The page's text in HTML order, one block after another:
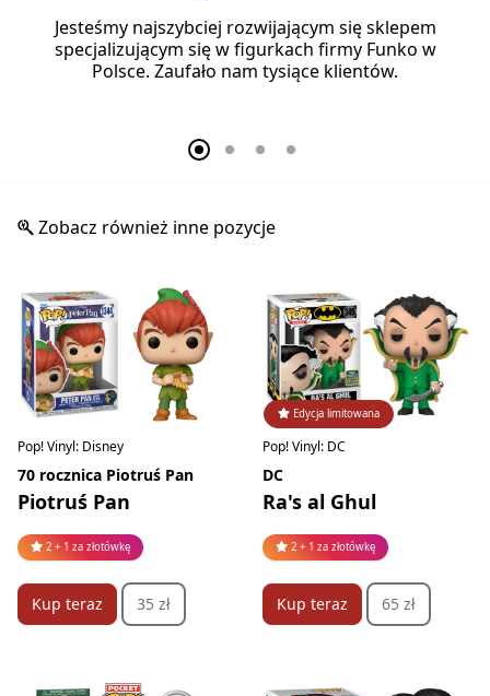
Jesteśmy najszybciej rozwijającym się sklepem
specjalizującym się w figurkach firmy Funko w
Polsce. Zaufało nam tysiące klientów.
Zobacz również inne pozycje
Pop! Vinyl: Disney
70 rocznica Piotruś Pan
Piotruś Pan
2 + 1 za złotówkę
Kup teraz 35 zł
Edycja limitowana
Pop! Vinyl: DC
DC
Ra's al Ghul
2 + 1 za złotówkę
Kup teraz 65 zł